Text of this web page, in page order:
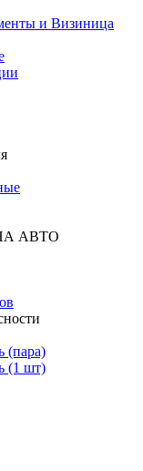
и Визиница
АВТО
(пара)
(1 шт)